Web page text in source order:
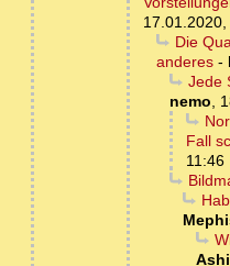
Die
anderes -
Jede
nemo,
Fall
11:46